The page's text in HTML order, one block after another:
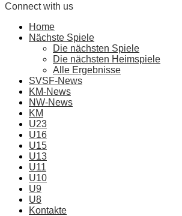
Connect with us
Home
Nächste Spiele
Die nächsten Spiele
Die nächsten Heimspiele
Alle Ergebnisse
SVSF-News
KM-News
NW-News
KM
U23
U16
U15
U13
U11
U10
U9
U8
Kontakte